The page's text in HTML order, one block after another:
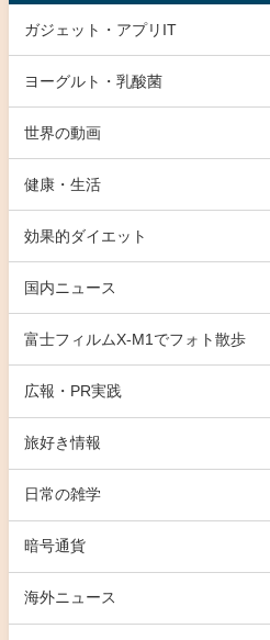
ガジェット・アプリIT
ヨーグルト・乳酸菌
世界の動画
健康・生活
効果的ダイエット
国内ニュース
富士フィルムX-M1でフォト散歩
広報・PR実践
旅好き情報
日常の雑学
暗号通貨
海外ニュース